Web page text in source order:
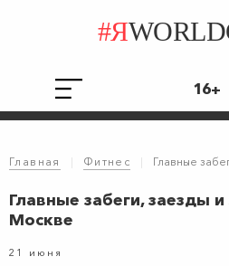
#Я
16+
Главная | Фитнес | Главные
Главные забеги, заезды
Москве
21 июня